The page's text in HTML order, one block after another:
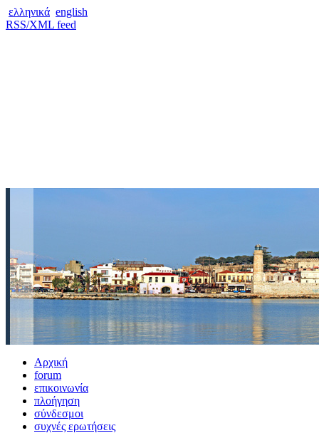
ελληνικά english
RSS/XML feed
Αρχική
forum
επικοινωνία
πλοήγηση
σύνδεσμοι
συχνές ερωτήσεις